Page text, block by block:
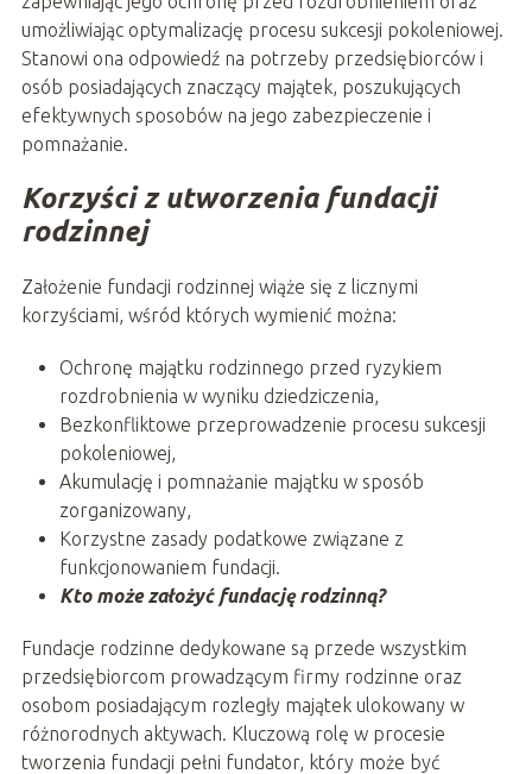
umożliwiając optymalizację procesu sukcesji pokoleniowej.
Stanowi ona odpowiedź na potrzeby przedsiębiorców i
osób posiadających znaczący majątek, poszukujących
efektywnych sposobów na jego zabezpieczenie i
pomnażanie.
Korzyści z utworzenia fundacji
rodzinnej
Założenie fundacji rodzinnej wiąże się z licznymi
korzyściami, wśród których wymienić można:
Ochronę majątku rodzinnego przed ryzykiem
rozdrobnienia w wyniku dziedziczenia,
Bezkonfliktowe przeprowadzenie procesu sukcesji
pokoleniowej,
Akumulację i pomnażanie majątku w sposób
zorganizowany,
Korzystne zasady podatkowe związane z
funkcjonowaniem fundacji.
Kto może założyć fundację rodzinną?
Fundacje rodzinne dedykowane są przede wszystkim
przedsiębiorcom prowadzącym firmy rodzinne oraz
osobom posiadającym rozległy majątek ulokowany w
różnorodnych aktywach. Kluczową rolę w procesie
tworzenia fundacji pełni fundator, który może być